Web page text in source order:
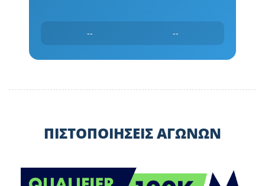
-- --
ΠΙΣΤΟΠΟΙΗΣΕΙΣ ΑΓΩΝΩΝ